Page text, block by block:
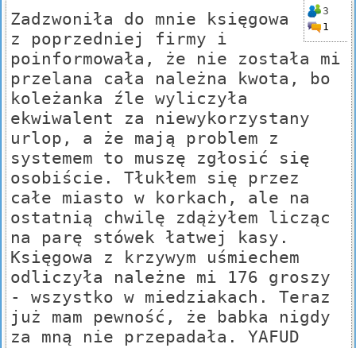
3
1
Zadzwoniła do mnie księgowa
z poprzedniej firmy i
poinformowała, że nie została mi
przelana cała należna kwota, bo
koleżanka źle wyliczyła
ekwiwalent za niewykorzystany
urlop, a że mają problem z
systemem to muszę zgłosić się
osobiście. Tłukłem się przez
całe miasto w korkach, ale na
ostatnią chwilę zdążyłem licząc
na parę stówek łatwej kasy.
Księgowa z krzywym uśmiechem
odliczyła należne mi 176 groszy
- wszystko w miedziakach. Teraz
już mam pewność, że babka nigdy
za mną nie przepadała. YAFUD